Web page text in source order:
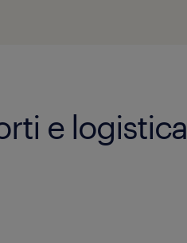
e logistica